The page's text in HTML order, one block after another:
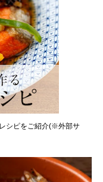
シピをご紹介(※外部サ